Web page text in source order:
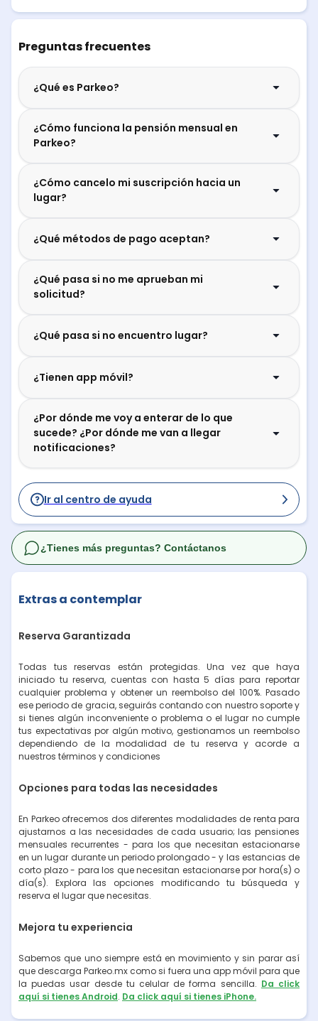
Preguntas frecuentes
¿Qué es Parkeo?
¿Cómo funciona la pensión mensual en
Parkeo?
¿Cómo cancelo mi suscripción hacia un
lugar?
¿Qué métodos de pago aceptan?
¿Qué pasa si no me aprueban mi
solicitud?
¿Qué pasa si no encuentro lugar?
¿Tienen app móvil?
¿Por dónde me voy a enterar de lo que
sucede? ¿Por dónde me van a llegar
notificaciones?
Ir al centro de ayuda
Extras a contemplar
Reserva Garantizada
Todas tus reservas están protegidas. Una vez que haya
iniciado tu reserva, cuentas con hasta 5 días para reportar
cualquier problema y obtener un reembolso del 100%. Pasado
ese periodo de gracia, seguirás contando con nuestro soporte y
si tienes algún inconveniente o problema o el lugar no cumple
tus expectativas por algún motivo, gestionamos un reembolso
dependiendo de la modalidad de tu reserva y acorde a
nuestros términos y condiciones
Opciones para todas las necesidades
En Parkeo ofrecemos dos diferentes modalidades de renta para
ajustarnos a las necesidades de cada usuario; las pensiones
mensuales recurrentes - para los que necesitan estacionarse
en un lugar durante un periodo prolongado - y las estancias de
corto plazo - para los que necesitan estacionarse por hora(s) o
día(s). Explora las opciones modificando tu búsqueda y
reserva el lugar que necesitas.
Mejora tu experiencia
Sabemos que uno siempre está en movimiento y sin parar así
que descarga Parkeo.mx como si fuera una app móvil para que
la puedas usar desde tu celular de forma sencilla. Da click
aquí si tienes Android. Da click aquí si tienes iPhone.
¿Tienes más preguntas? Contáctanos